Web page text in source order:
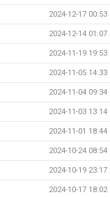
2024-12-17 00:53
2024-12-14 01:07
2024-11-19 19:53
2024-11-05 14:33
2024-11-04 09:34
2024-11-03 13:14
2024-11-01 18:44
2024-10-24 08:54
2024-10-19 23:17
2024-10-17 18:02